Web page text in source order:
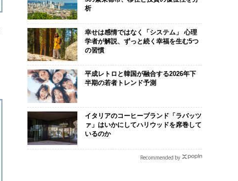
析
幸せは感情ではなく「システム」 心理
学者が解説、ずっと続く幸福を生む5つ
の習慣
平成レトロと韓国が融合する2026年下
半期の若者トレンド予測
イタリアのコーヒーブランド「ラバッツ
ァ」はいかにしてハリウッドを席巻して
いるのか
Recommended by